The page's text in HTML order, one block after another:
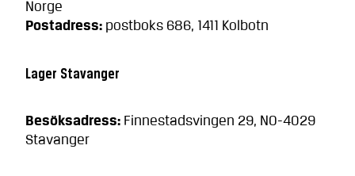
Norge
Postadress: postboks 686, 1411 Kolbotn
Lager Stavanger
Besöksadress: Finnestadsvingen 29, NO-4029
Stavanger